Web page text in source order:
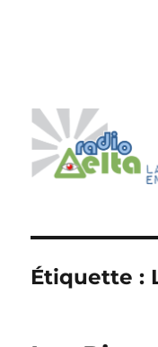
Étiquette :